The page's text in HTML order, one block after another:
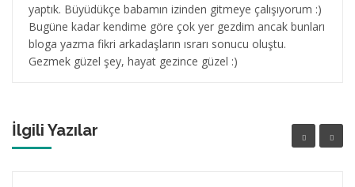
yaptık. Büyüdükçe babamın izinden gitmeye çalışıyorum :)
Bugüne kadar kendime göre çok yer gezdim ancak bunları
bloga yazma fikri arkadaşların ısrarı sonucu oluştu.
Gezmek güzel şey, hayat gezince güzel :)
İlgili Yazılar